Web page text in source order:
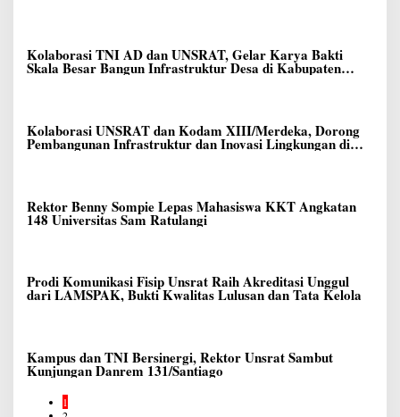
Kolaborasi TNI AD dan UNSRAT, Gelar Karya Bakti
Skala Besar Bangun Infrastruktur Desa di Kabupaten
Kolaborasi UNSRAT dan Kodam XIII/Merdeka, Dorong
Pembangunan Infrastruktur dan Inovasi Lingkungan di
Rektor Benny Sompie Lepas Mahasiswa KKT Angkatan
148 Universitas Sam Ratulangi
Prodi Komunikasi Fisip Unsrat Raih Akreditasi Unggul
dari LAMSPAK, Bukti Kwalitas Lulusan dan Tata Kelola
Kampus dan TNI Bersinergi, Rektor Unsrat Sambut
Kunjungan Danrem 131/Santiago
1